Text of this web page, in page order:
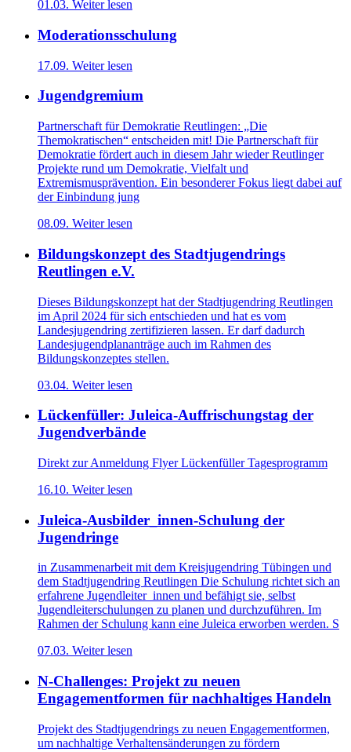
01.03. Weiter lesen
Moderationsschulung
17.09. Weiter lesen
Jugendgremium
Partnerschaft für Demokratie Reutlingen: „Die
Themokratischen“ entscheiden mit! Die Partnerschaft für
Demokratie fördert auch in diesem Jahr wieder Reutlinger
Projekte rund um Demokratie, Vielfalt und
Extremismusprävention. Ein besonderer Fokus liegt dabei auf
der Einbindung jung
08.09. Weiter lesen
Bildungskonzept des Stadtjugendrings
Reutlingen e.V.
Dieses Bildungskonzept hat der Stadtjugendring Reutlingen
im April 2024 für sich entschieden und hat es vom
Landesjugendring zertifizieren lassen. Er darf dadurch
Landesjugendplananträge auch im Rahmen des
Bildungskonzeptes stellen.
03.04. Weiter lesen
Lückenfüller: Juleica-Auffrischungstag der
Jugendverbände
Direkt zur Anmeldung Flyer Lückenfüller Tagesprogramm
16.10. Weiter lesen
Juleica-Ausbilder_innen-Schulung der
Jugendringe
in Zusammenarbeit mit dem Kreisjugendring Tübingen und
dem Stadtjugendring Reutlingen Die Schulung richtet sich an
erfahrene Jugendleiter_innen und befähigt sie, selbst
Jugendleiterschulungen zu planen und durchzuführen. Im
Rahmen der Schulung kann eine Juleica erworben werden. S
07.03. Weiter lesen
N-Challenges: Projekt zu neuen
Engagementformen für nachhaltiges Handeln
Projekt des Stadtjugendrings zu neuen Engagementformen,
um nachhaltige Verhaltensänderungen zu fördern